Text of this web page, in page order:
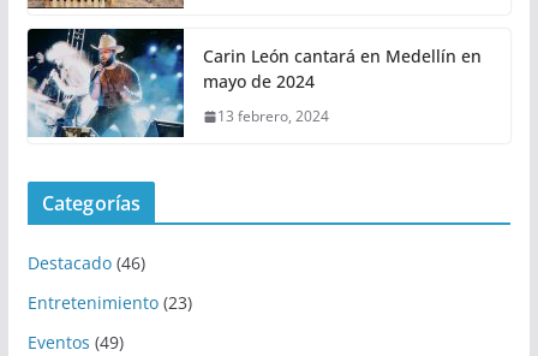
Carin León cantará en Medellín en
mayo de 2024
13 febrero, 2024
Categorías
Destacado(46)
Entretenimiento(23)
Eventos (49)